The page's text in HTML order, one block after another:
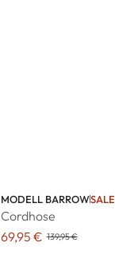
MODELL BARROWSALE
Cordhose
69,95 € 139,95 €